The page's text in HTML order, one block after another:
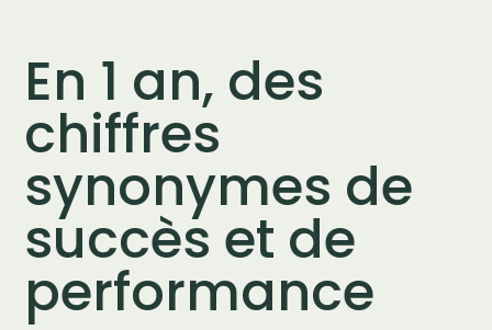
En 1 an, des
chiffres
synonymes de
succès et de
performance